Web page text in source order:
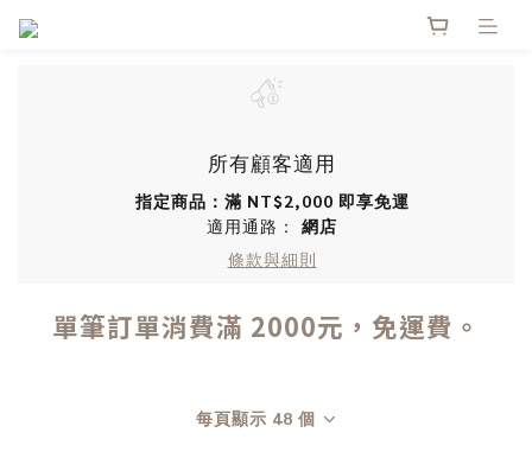
所有顧客適用
指定商品：滿 NT$2,000 即享免運
適用通路： 網店
條款與細則
單筆訂單消費滿 2000元，免運費。
每頁顯示 48 個